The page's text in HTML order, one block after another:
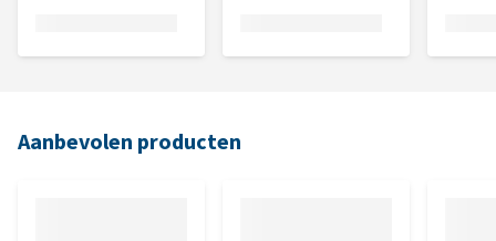
Aanbevolen producten